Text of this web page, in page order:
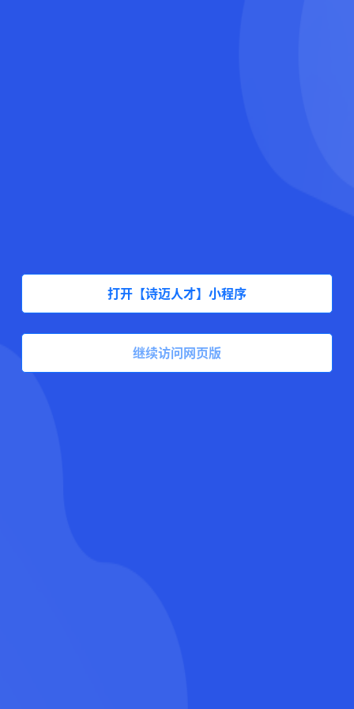
打开【诗迈人才】小程序
继续访问网页版